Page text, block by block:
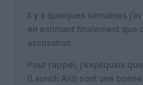
Il y a quelques semaines
en estimant finalement que
accusation.
Pour rappel, j’expliquais
(Launch Aid) sont une